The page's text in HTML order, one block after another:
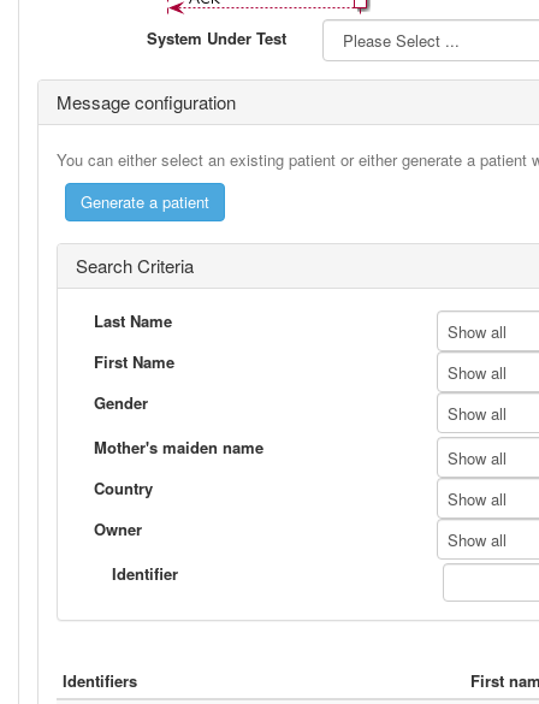
System Under Test
Message configuration
You can either select an existing patient or either generate a patient
Search Criteria
Last Name
Show all
First Name
Show all
Gender
Show all
Mother's maiden name
Show all
Country
Show all
Owner
Show all
Identifier
Identifiers
First